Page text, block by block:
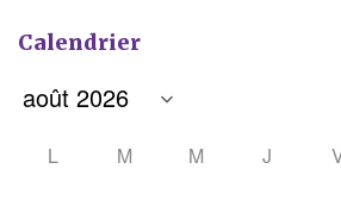
Calendrier
L M M J